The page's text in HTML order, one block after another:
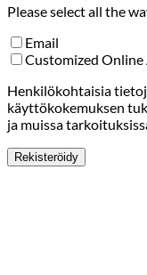
Please select all the
Email
Customized
Henkilökohtaisia
käyttökokemuksen
ja muissa
Rekisteröidy